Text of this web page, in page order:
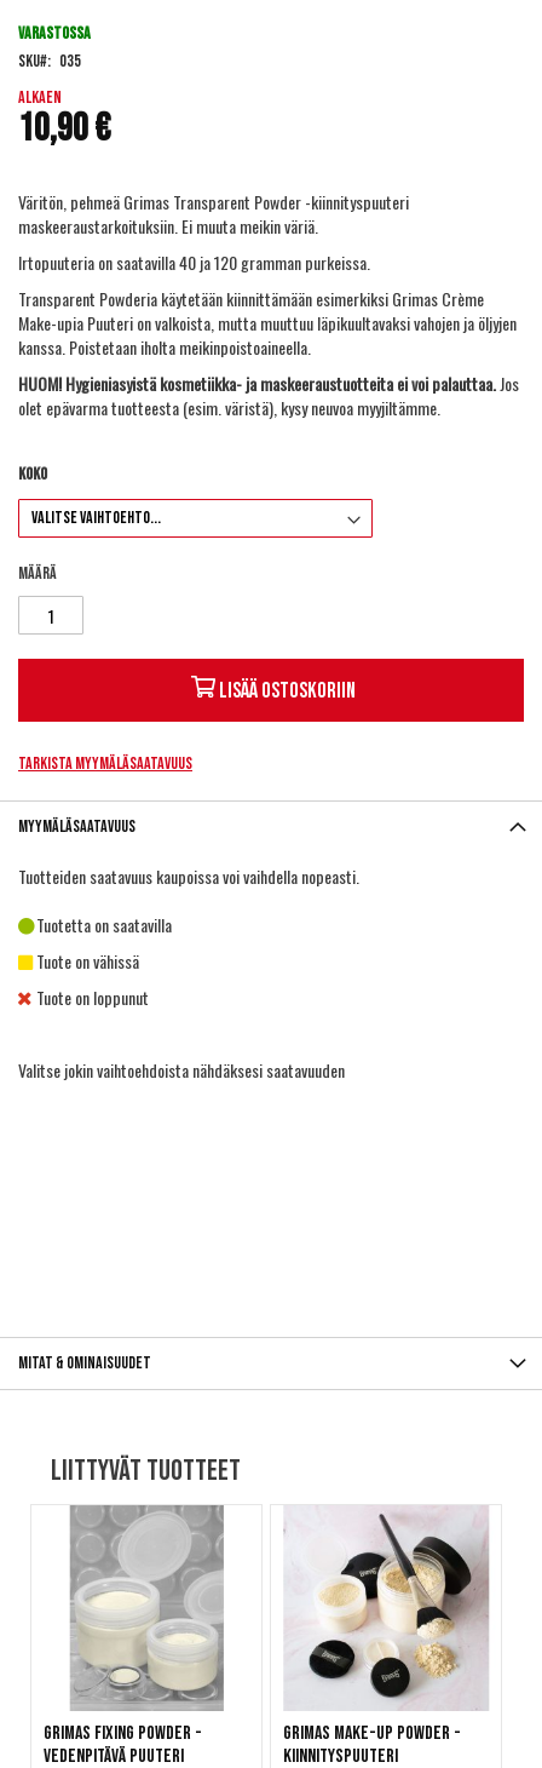
the
images
Alkaen
10,90 €
VARASTOSSA
SKU
035
Väritön, pehmeä Grimas Transparent Powder -kiinnityspuuteri
maskeeraustarkoituksiin. Ei muuta meikin väriä.
Irtopuuteria on saatavilla 40 ja 120 gramman purkeissa.
Transparent Powderia käytetään kiinnittämään esimerkiksi Grimas Crème
Make-upia Puuteri on valkoista, mutta muuttuu läpikuultavaksi vahojen ja öljyjen
kanssa. Poistetaan iholta meikinpoistoaineella.
HUOM! Hygieniasyistä kosmetiikka- ja maskeeraustuotteita ei voi palauttaa.Jos
olet epävarma tuotteesta (esim. väristä), kysy neuvoa myyjiltämme.
Koko
Määrä
Lisää ostoskoriin
Tarkista myymäläsaatavuus
Myymäläsaatavuus
Tuotteiden saatavuus kaupoissa voi vaihdella nopeasti.
Tuotetta on saatavilla
Tuote on vähissä
Tuote on loppunut
Valitse jokin vaihtoehdoista nähdäksesi saatavuuden
Mitat & ominaisuudet
Liittyvät tuotteet
Grimas Fixing Powder -
Vedenpitävä puuteri
Grimas Make-Up Powder -
Kiinnityspuuteri